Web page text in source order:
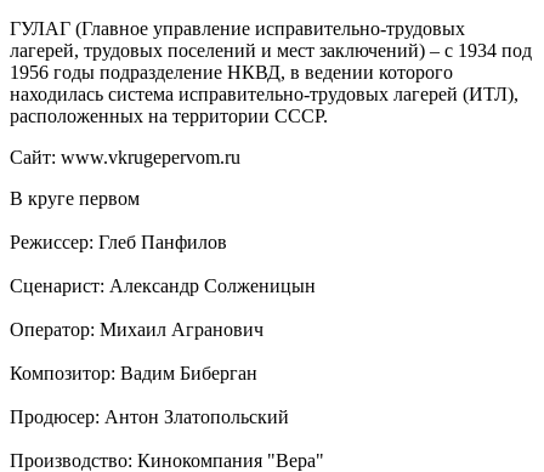
ГУЛАГ (Главное управление исправительно-трудовых
лагерей, трудовых поселений и мест заключений) – с 1934 под
1956 годы подразделение НКВД, в ведении которого
находилась система исправительно-трудовых лагерей (ИТЛ),
расположенных на территории СССР.
Сайт: www.vkrugepervom.ru
В круге первом
Режиссер: Глеб Панфилов
Сценарист: Александр Солженицын
Оператор: Михаил Агранович
Композитор: Вадим Биберган
Продюсер: Антон Златопольский
Производство: Кинокомпания "Вера"